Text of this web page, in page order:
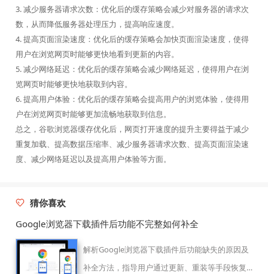
3. 减少服务器请求次数：优化后的缓存策略会减少对服务器的请求次
数，从而降低服务器处理压力，提高响应速度。
4. 提高页面渲染速度：优化后的缓存策略会加快页面渲染速度，使得
用户在浏览网页时能够更快地看到更新的内容。
5. 减少网络延迟：优化后的缓存策略会减少网络延迟，使得用户在浏
览网页时能够更快地获取到内容。
6. 提高用户体验：优化后的缓存策略会提高用户的浏览体验，使得用
户在浏览网页时能够更加流畅地获取到信息。
总之，谷歌浏览器缓存优化后，网页打开速度的提升主要得益于减少
重复加载、提高数据压缩率、减少服务器请求次数、提高页面渲染速
度、减少网络延迟以及提高用户体验等方面。
猜你喜欢
Google浏览器下载插件后功能不完整如何补全
解析Google浏览器下载插件后功能缺失的原因及
补全方法，指导用户通过更新、重装等手段恢复